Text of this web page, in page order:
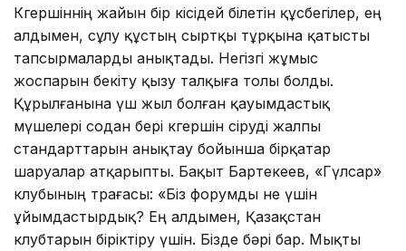
Көгершіннің жайын бір кісідей білетін құсбегілер, ең
алдымен, сұлу құстың сыртқы тұрқына қатысты
тапсырмаларды анықтады. Негізгі жұмыс
жоспарын бекіту қызу талқыға толы болды.
Құрылғанына үш жыл болған қауымдастық
мүшелері содан бері көгершін өсіруді жалпы
стандарттарын анықтау бойынша бірқатар
шаруалар атқарыпты. Бақыт Бартекеев, «Гүлсар»
клубының төрағасы: «Біз форумды не үшін
ұйымдастырдық? Ең алдымен, Қазақстан
клубтарын біріктіру үшін. Бізде бәрі бар. Мықты